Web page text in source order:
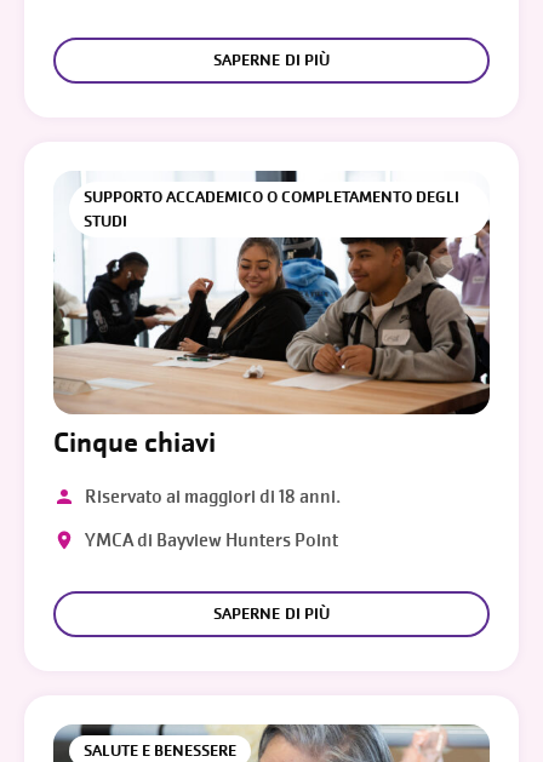
SAPERNE DI PIÙ
SUPPORTO ACCADEMICO O COMPLETAMENTO DEGLI
STUDI
Cinque chiavi
Riservato ai maggiori di 18 anni.
YMCA di Bayview Hunters Point
SAPERNE DI PIÙ
SALUTE E BENESSERE